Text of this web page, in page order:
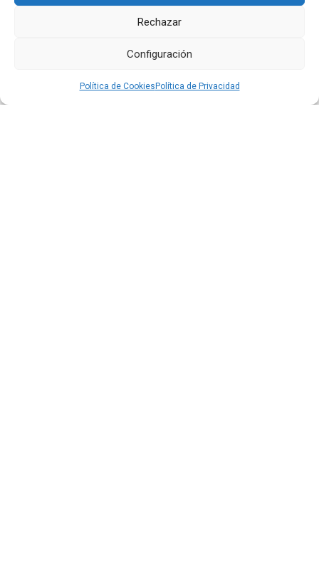
Rechazar
Configuración
Política de Cookies Política de Privacidad
de Polo Ralph Lauren y Adidas